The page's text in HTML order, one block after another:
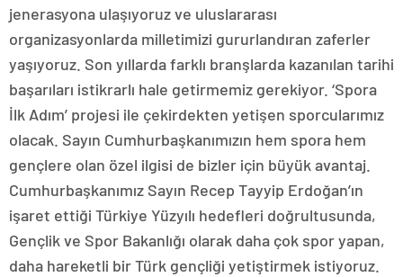
jenerasyona ulaşıyoruz ve uluslararası
organizasyonlarda milletimizi gururlandıran zaferler
yaşıyoruz. Son yıllarda farklı branşlarda kazanılan tarihi
başarıları istikrarlı hale getirmemiz gerekiyor. ‘Spora
İlk Adım’ projesi ile çekirdekten yetişen sporcularımız
olacak. Sayın Cumhurbaşkanımızın hem spora hem
gençlere olan özel ilgisi de bizler için büyük avantaj.
Cumhurbaşkanımız Sayın Recep Tayyip Erdoğan’ın
işaret ettiği Türkiye Yüzyılı hedefleri doğrultusunda,
Gençlik ve Spor Bakanlığı olarak daha çok spor yapan,
daha hareketli bir Türk gençliği yetiştirmek istiyoruz.